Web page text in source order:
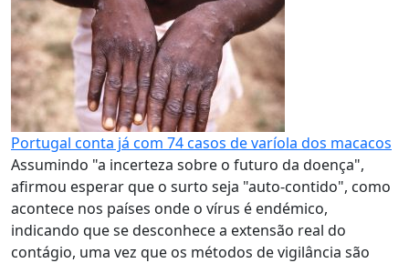
Portugal conta já com 74 casos de varíola dos macacos
Assumindo "a incerteza sobre o futuro da doença",
afirmou esperar que o surto seja "auto-contido", como
acontece nos países onde o vírus é endémico,
indicando que se desconhece a extensão real do
contágio, uma vez que os métodos de vigilância são